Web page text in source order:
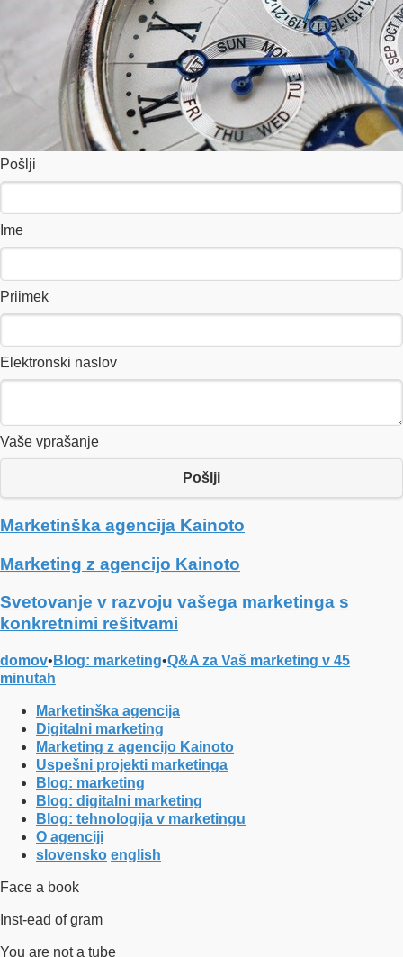
Pošlji
Ime
Priimek
Elektronski naslov
Vaše vprašanje
Pošlji
Marketinška agencija Kainoto
Marketing z agencijo Kainoto
Svetovanje v razvoju vašega marketinga s
konkretnimi rešitvami
domov• Blog: marketing•Q&A za Vaš marketing v 45
minutah
Marketinška agencija
Digitalni marketing
Marketing z agencijo Kainoto
Uspešni projekti marketinga
Blog: marketing
Blog: digitalni marketing
Blog: tehnologija v marketingu
O agenciji
slovensko english
Face a book
Inst-ead of gram
You are not a tube